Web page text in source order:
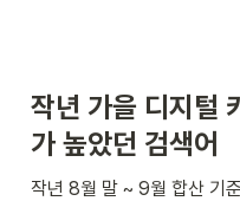
작년 가을 디지털
가 높았던 검색어
작년 8월 말 ~ 9월 합산 기